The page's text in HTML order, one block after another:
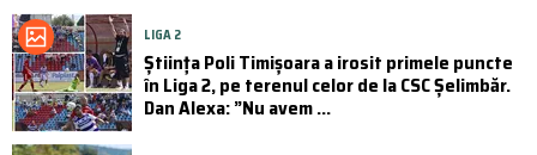
LIGA 2
Știința Poli Timișoara a irosit primele puncte
în Liga 2, pe terenul celor de la CSC Șelimbăr.
Dan Alexa: ”Nu avem ...